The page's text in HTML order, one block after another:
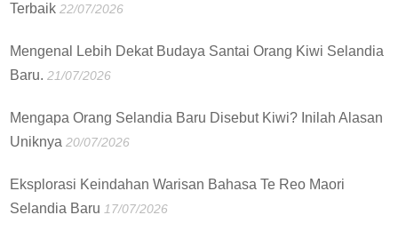
Terbaik 22/07/2026
Mengenal Lebih Dekat Budaya Santai Orang Kiwi Selandia
Baru. 21/07/2026
Mengapa Orang Selandia Baru Disebut Kiwi? Inilah Alasan
Uniknya 20/07/2026
Eksplorasi Keindahan Warisan Bahasa Te Reo Maori
Selandia Baru 17/07/2026